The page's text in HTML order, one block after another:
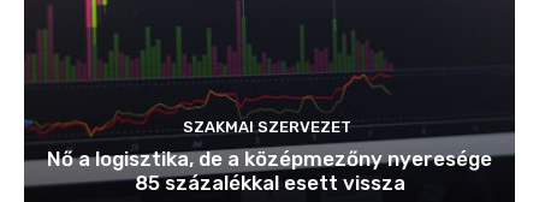
SZAKMAI SZERVEZET
Nő a logisztika, de a középmezőny nyeresége
85 százalékkal esett vissza